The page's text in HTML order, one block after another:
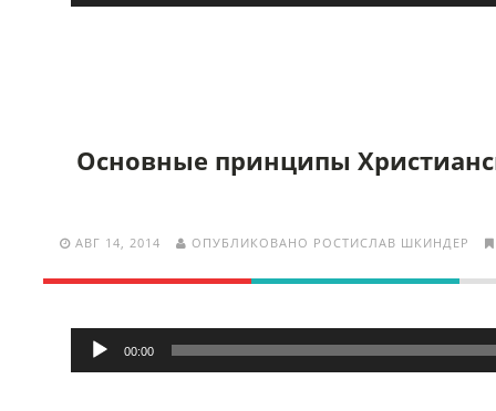
Основные принципы
АВГ 14, 2014 ОПУБЛИКОВАНО РОСТИСЛАВ ШКИНДЕР
Аудиоплеер
00:00